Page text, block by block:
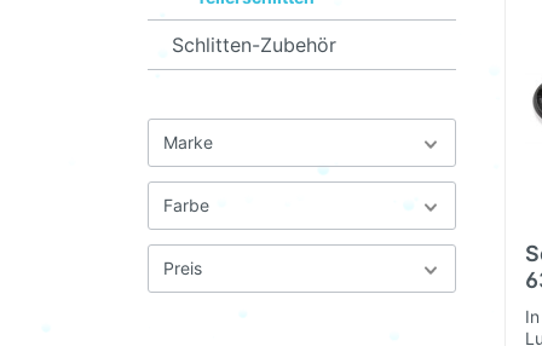
Schlitten-Zubehör
Marke
Farbe
Preis